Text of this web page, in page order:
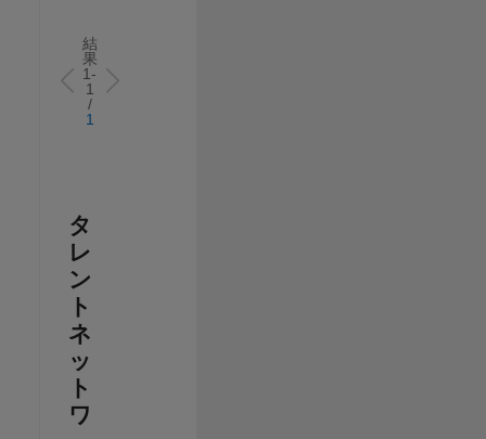
結
果
1-
1
/
1
タ
レ
ン
ト
ネ
ッ
ト
ワ